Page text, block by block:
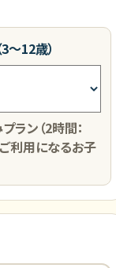
～12歳）
ラン（2時間：
利用になるお子